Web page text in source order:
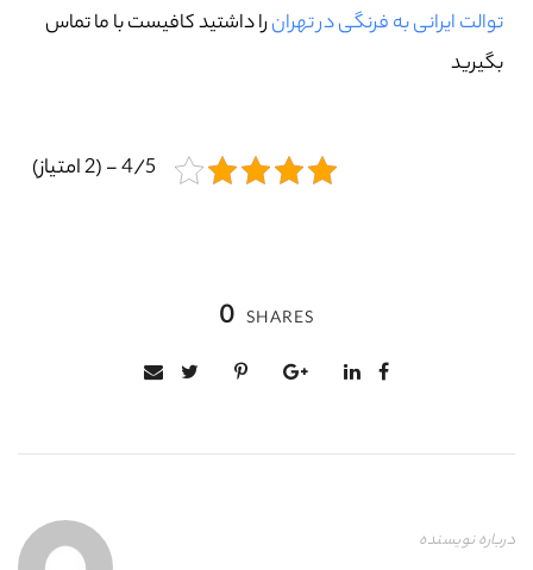
توالت ایرانی به فرنگی در تهرانرا داشتید کافیست با ما تماس
بگیرید
4/5 - (2 امتیاز)
0 SHARES
درباره نویسنده